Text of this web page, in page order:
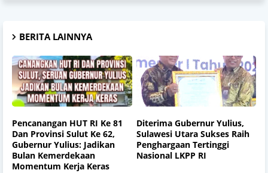
BERITA LAINNYA
Pencanangan HUT RI Ke 81
Dan Provinsi Sulut Ke 62,
Gubernur Yulius: Jadikan
Bulan Kemerdekaan
Momentum Kerja Keras
Diterima Gubernur Yulius,
Sulawesi Utara Sukses Raih
Penghargaan Tertinggi
Nasional LKPP RI